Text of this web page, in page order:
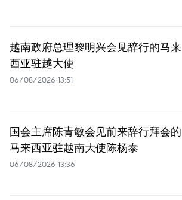
越南政府总理黎明兴会见辞行的马来
西亚驻越大使
06/08/2026 13:51
国会主席陈青敏会见前来辞行拜会的
马来西亚驻越南大使陈杨泰
06/08/2026 13:36